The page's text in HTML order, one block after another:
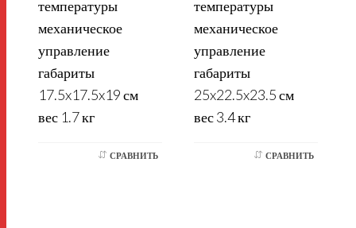
температуры
механическое
управление
габариты
17.5x17.5x19 см
вес 1.7 кг
СРАВНИТЬ
температуры
механическое
управление
габариты
25x22.5x23.5 см
вес 3.4 кг
СРАВНИТЬ